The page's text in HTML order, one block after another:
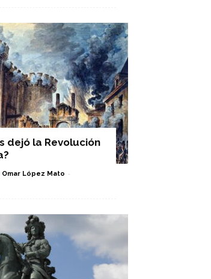
dejó la Revolución
Omar López Mato -